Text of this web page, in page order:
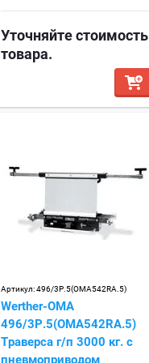
Уточняйте стоимость
товара.
Артикул:496/3P.5(OMA542RA.5)
Werther-OMA
496/3P.5(OMA542RA.5)
Траверса г/п 3000 кг. с
пневмоприводом